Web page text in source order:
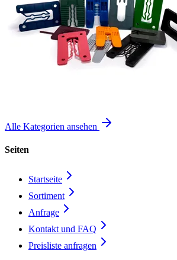
Alle Kategorien ansehen
Seiten
Startseite
Sortiment
Anfrage
Kontakt und FAQ
Preisliste anfragen